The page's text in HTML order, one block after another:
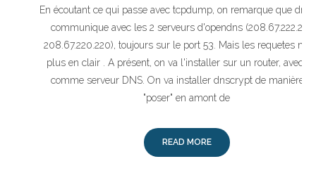
En écoutant ce qui passe avec tcpdump, on remarque que
communique avec les 2 serveurs d'opendns (208.67.222.222
208.67.220.220), toujours sur le port 53. Mais les requetes ne
plus en clair . A présent, on va l'installer sur un router, avec
comme serveur DNS. On va installer dnscrypt de manière à
"poser" en amont de
READ MORE